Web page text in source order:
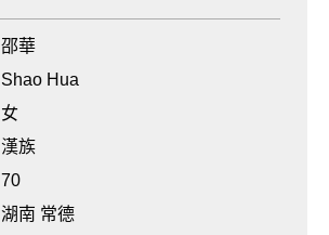
邵華
Shao Hua
女
漢族
70
湖南 常德